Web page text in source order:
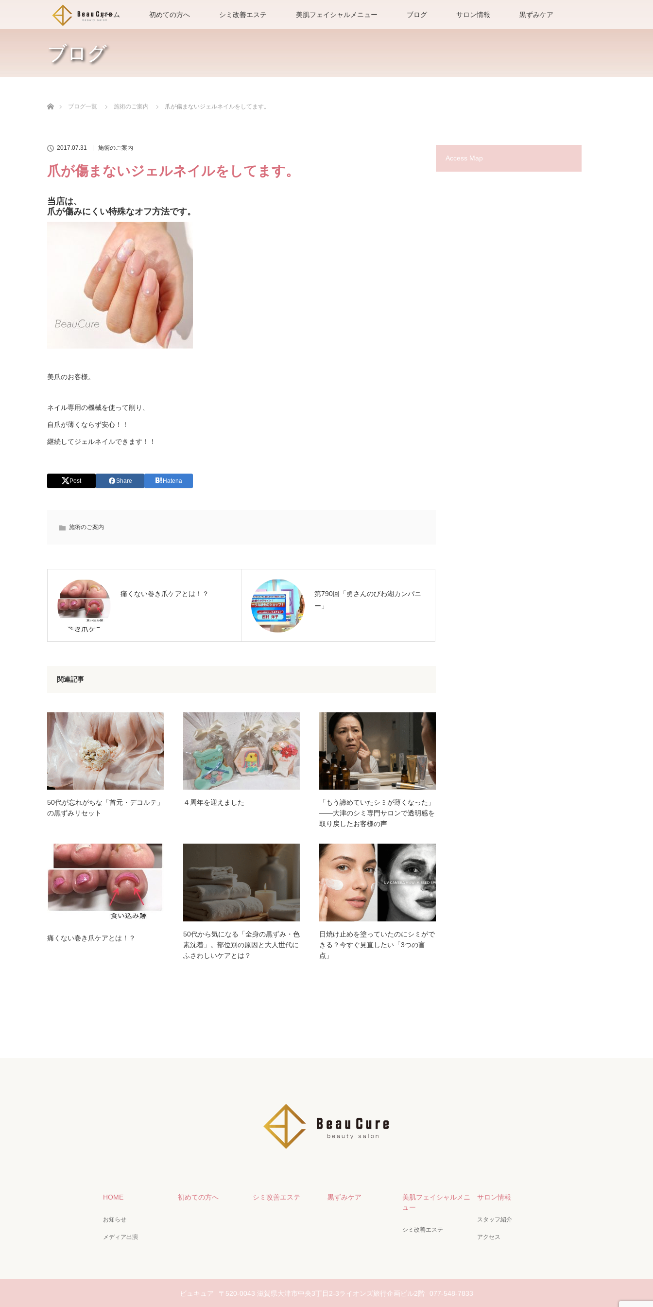
ホーム 初めての方へ シミ改善エステ 美肌フェイシャルメニュー ブログ サロン情報 黒ずみケア
ブログ
ブログ一覧
施術のご案内 爪が傷まないジェルネイルをしてます。
2017.07.31 施術のご案内
爪が傷まないジェルネイルをしてます。
当店は、
爪が傷みにくい特殊なオフ方法です。
美爪のお客様。
ネイル専用の機械を使って削り、
自爪が薄くならず安心！！
継続してジェルネイルできます！！
Post Share Hatena
施術のご案内
痛くない巻き爪ケアとは！？
第790回「勇さんのびわ湖カンパニ
ー」
関連記事
50代が忘れがちな「首元・デコルテ」
の黒ずみリセット
４周年を迎えました
「もう諦めていたシミが薄くなった」
——大津のシミ専門サロンで透明感を
取り戻したお客様の声
痛くない巻き爪ケアとは！？
50代から気になる「全身の黒ずみ・色
素沈着」。部位別の原因と大人世代に
ふさわしいケアとは？
日焼け止めを塗っていたのにシミがで
きる？今すぐ見直したい「3つの盲
点」
Access Map
HOME
お知らせ
メディア出演
初めての方へ シミ改善エステ 黒ずみケア
美肌フェイシャルメニ
ュー
シミ改善エステ
サロン情報
スタッフ紹介
アクセス
ビュキュア 〒520-0043 滋賀県大津市中央3丁目2-3ライオンズ旅行企画ビル2階 077-548-7833